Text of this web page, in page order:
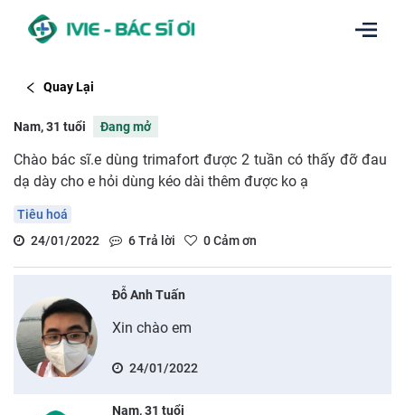
Quay Lại
Nam, 31 tuổi Đang mở
Chào bác sĩ.e dùng trimafort được 2 tuần có thấy đỡ đau
dạ dày cho e hỏi dùng kéo dài thêm được ko ạ
Tiêu hoá
24/01/2022
6Trả lời 0Cảm ơn
Đỗ Anh Tuấn
Xin chào em
24/01/2022
Nam, 31 tuổi